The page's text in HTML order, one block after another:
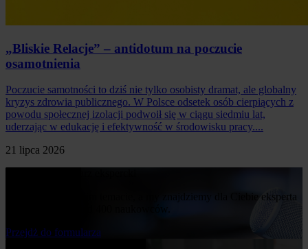
„Bliskie Relacje” – antidotum na poczucie
osamotnienia
Poczucie samotności to dziś nie tylko osobisty dramat, ale globalny
kryzys zdrowia publicznego. W Polsce odsetek osób cierpiących z
powodu społecznej izolacji podwoił się w ciągu siedmiu lat,
uderzając w edukację i efektywność w środowisku pracy....
21 lipca 2026
Napisz nam o swoim temacie, a my znajdziemy dla Ciebie eksperta
Przejdż do formularza